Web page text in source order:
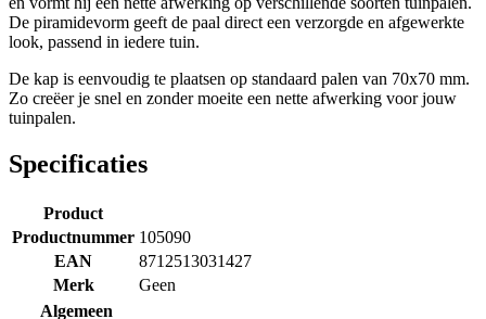
De piramidevorm geeft de paal direct een verzorgde en afgewerkte
look, passend in iedere tuin.
De kap is eenvoudig te plaatsen op standaard palen van 70x70 mm.
Zo creëer je snel en zonder moeite een nette afwerking voor jouw
tuinpalen.
Specificaties
Product
Productnummer 105090
EAN
8712513031427
Merk
Geen
Algemeen